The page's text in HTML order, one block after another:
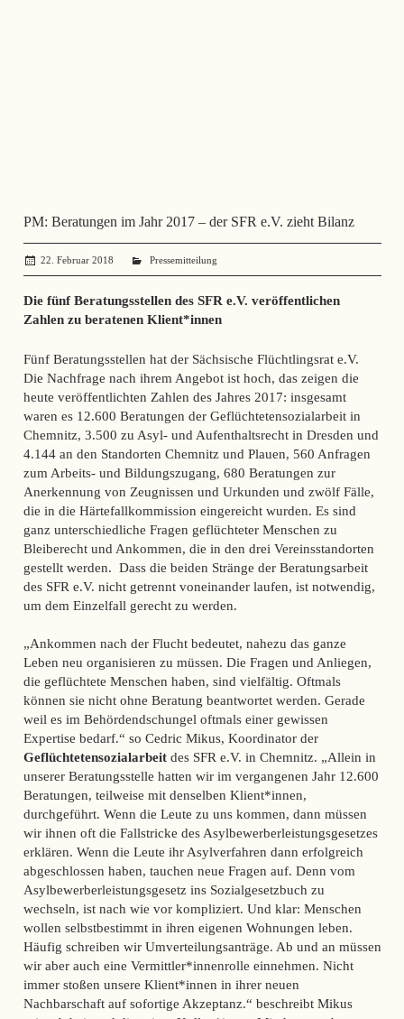
PM: Beratungen im Jahr 2017 – der SFR e.V. zieht Bilanz
22. Februar 2018 administrator
Pressemitteilung
Die fünf Beratungsstellen des SFR e.V. veröffentlichen
Zahlen zu beratenen Klient*innen
Fünf Beratungsstellen hat der Sächsische Flüchtlingsrat e.V.
Die Nachfrage nach ihrem Angebot ist hoch, das zeigen die
heute veröffentlichten Zahlen des Jahres 2017: insgesamt
waren es 12.600 Beratungen der Geflüchtetensozialarbeit in
Chemnitz, 3.500 zu Asyl- und Aufenthaltsrecht in Dresden und
4.144 an den Standorten Chemnitz und Plauen, 560 Anfragen
zum Arbeits- und Bildungszugang, 680 Beratungen zur
Anerkennung von Zeugnissen und Urkunden und zwölf Fälle,
die in die Härtefallkommission eingereicht wurden. Es sind
ganz unterschiedliche Fragen geflüchteter Menschen zu
Bleiberecht und Ankommen, die in den drei Vereinsstandorten
gestellt werden. Dass die beiden Stränge der Beratungsarbeit
des SFR e.V. nicht getrennt voneinander laufen, ist notwendig,
um dem Einzelfall gerecht zu werden.
„Ankommen nach der Flucht bedeutet, nahezu das ganze
Leben neu organisieren zu müssen. Die Fragen und Anliegen,
die geflüchtete Menschen haben, sind vielfältig. Oftmals
können sie nicht ohne Beratung beantwortet werden. Gerade
weil es im Behördendschungel oftmals einer gewissen
Expertise bedarf.“ so Cedric Mikus, Koordinator der
Geflüchtetensozialarbeitdes SFR e.V. in Chemnitz. „Allein in
unserer Beratungsstelle hatten wir im vergangenen Jahr 12.600
Beratungen, teilweise mit denselben Klient*innen,
durchgeführt. Wenn die Leute zu uns kommen, dann müssen
wir ihnen oft die Fallstricke des Asylbewerberleistungsgesetzes
erklären. Wenn die Leute ihr Asylverfahren dann erfolgreich
abgeschlossen haben, tauchen neue Fragen auf. Denn vom
Asylbewerberleistungsgesetz ins Sozialgesetzbuch zu
wechseln, ist nach wie vor kompliziert. Und klar: Menschen
wollen selbstbestimmt in ihren eigenen Wohnungen leben.
Häufig schreiben wir Umverteilungsanträge. Ab und an müssen
wir aber auch eine Vermittler*innenrolle einnehmen. Nicht
immer stoßen unsere Klient*innen in ihrer neuen
Nachbarschaft auf sofortige Akzeptanz.“ beschreibt Mikus